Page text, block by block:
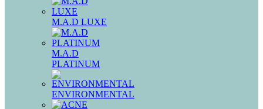
M.A.D LUXE
M.A.D
PLATINUM
ENVIRONMENTAL